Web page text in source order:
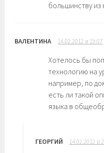
большинству из
ВАЛЕНТИНА 14.02.2012 в 19:07
Хотелось бы
технологию на
например, по
есть ли такой
языка в
ГЕОРГИЙ 14.02.2012 в